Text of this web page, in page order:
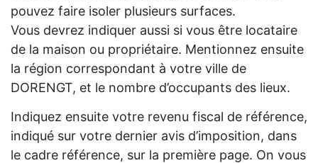
pouvez faire isoler plusieurs surfaces.
Vous devrez indiquer aussi si vous être locataire
de la maison ou propriétaire. Mentionnez ensuite
la région correspondant à votre ville de
DORENGT, et le nombre d’occupants des lieux.
Indiquez ensuite votre revenu fiscal de référence,
indiqué sur votre dernier avis d’imposition, dans
le cadre référence, sur la première page. On vous